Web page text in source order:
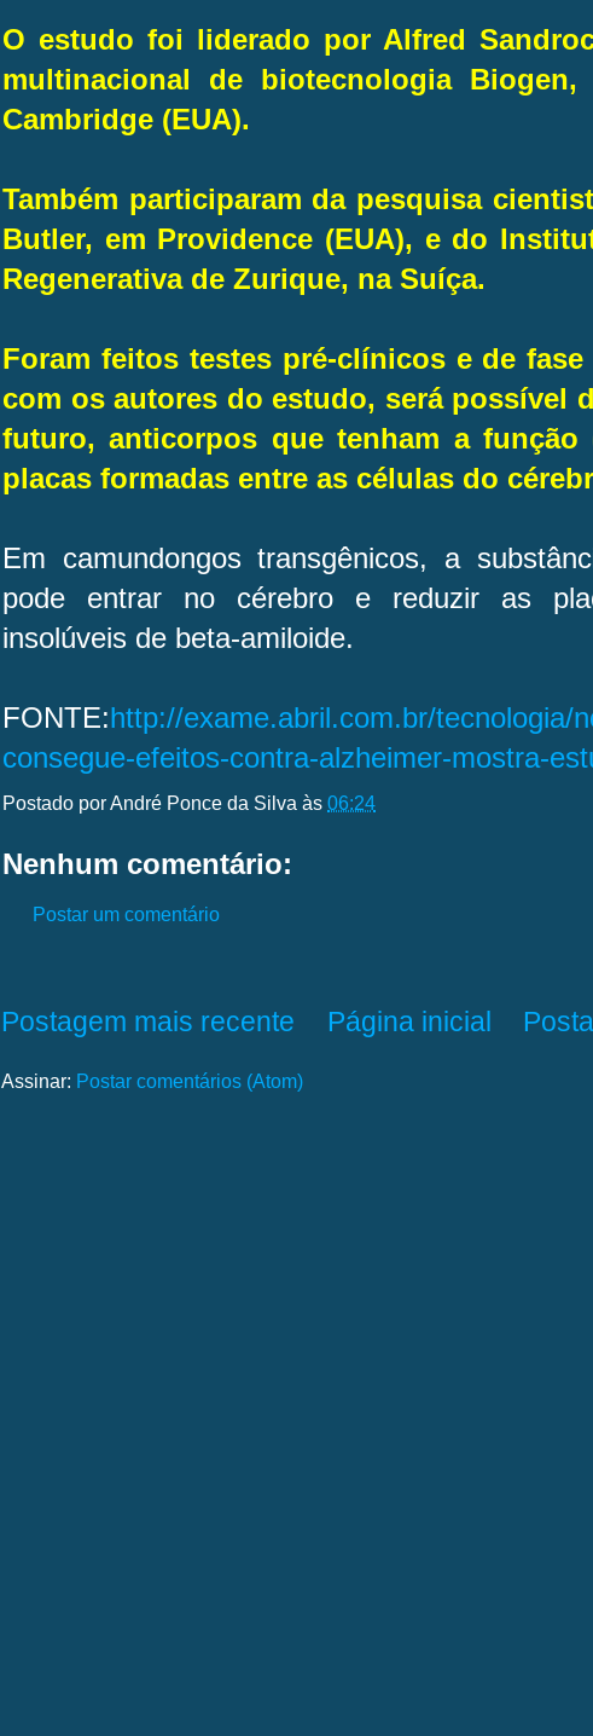
O estudo foi liderado por Alfred
multinacional de biotecnologia
Cambridge (EUA).
Também participaram da pesquisa
Butler, em Providence (EUA), e do
Regenerativa de Zurique, na Suíça.
Foram feitos testes pré-clínicos e de
com os autores do estudo, será possível
futuro, anticorpos que tenham a função
placas formadas entre as células do
Em camundongos transgênicos, a
pode entrar no cérebro e reduzir as
insolúveis de beta-amiloide.
FONTE:http://exame.abril.com.br/tecnologia/
consegue-efeitos-contra-alzheimer-mostra-
Postado por André Ponce da Silva às 06:24
Nenhum comentário:
Postar um comentário
Postagem mais recente Página inicial
Assinar: Postar comentários (Atom)